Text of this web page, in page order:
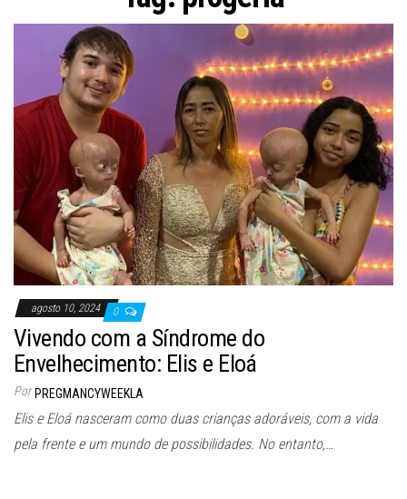
agosto 10, 2024 0
Vivendo com a Síndrome do
Envelhecimento: Elis e Eloá
Por PREGMANCYWEEKLA
Elis e Eloá nasceram como duas crianças adoráveis, com a vida
pela frente e um mundo de possibilidades. No entanto,…